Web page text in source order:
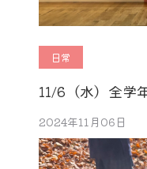
日常
11/6（水）全
2024年11月06日